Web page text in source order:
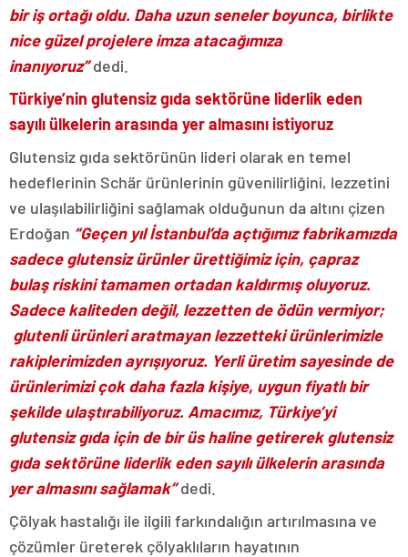
bir iş ortağı oldu. Daha uzun seneler boyunca, birlikte
nice güzel projelere imza atacağımıza
inanıyoruz”dedi.
Türkiye’nin glutensiz gıda sektörüne liderlik eden
sayılı ülkelerin arasında yer almasını istiyoruz
Glutensiz gıda sektörünün lideri olarak en temel
hedeflerinin Schär ürünlerinin güvenilirliğini, lezzetini
ve ulaşılabilirliğini sağlamak olduğunun da altını çizen
Erdoğan “Geçen yıl İstanbul’da açtığımız fabrikamızda
sadece glutensiz ürünler ürettiğimiz için, çapraz
bulaş riskini tamamen ortadan kaldırmış oluyoruz.
Sadece kaliteden değil, lezzetten de ödün vermiyor;
glutenli ürünleri aratmayan lezzetteki ürünlerimizle
rakiplerimizden ayrışıyoruz. Yerli üretim sayesinde de
ürünlerimizi çok daha fazla kişiye, uygun fiyatlı bir
şekilde ulaştırabiliyoruz. Amacımız, Türkiye’yi
glutensiz gıda için de bir üs haline getirerek glutensiz
gıda sektörüne liderlik eden sayılı ülkelerin arasında
yer almasını sağlamak”dedi.
Çölyak hastalığı ile ilgili farkındalığın artırılmasına ve
çözümler üreterek çölyaklıların hayatının